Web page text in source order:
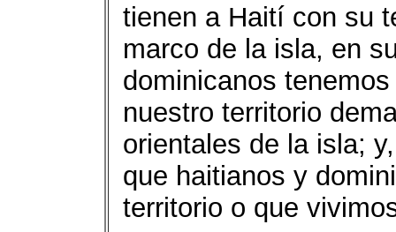
tienen a Haití con su
marco de la isla, en
dominicanos
nuestro territorio
orientales de la isla;
que haitianos y
territorio o que